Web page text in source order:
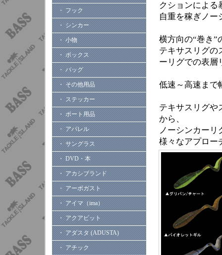
・ フック
・ シンカー
・ 小物
・ ボックス
・ バッグ
・ その他用品
・ ステッカー
・ ボート用品
・ アパレル
・ サングラス
・ DVD・本
・ アカシブランド
・ アーボガスト
・ アイマ（ima）
・ アクアビット
・ アダスタ (ADUSTA)
・ アチック
クションによる
自重を稼ぎノー
横方向の“巻き”
テキサスリグの
ーリグでの表層
低速～高速まで
テキサスリグや
から、
ノーシンカー
様々なアプロー